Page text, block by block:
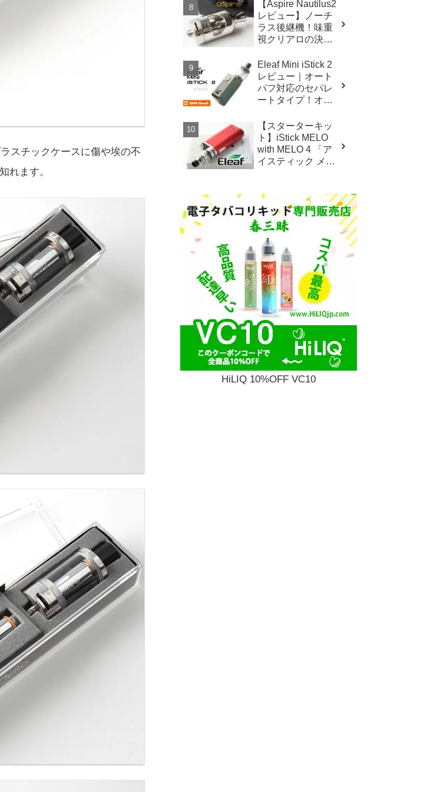
スチックケースに傷や埃の不
れます。
【Aspire Nautilus2
レビュー】ノーチ
ラス後継機！味重
視クリアロの決定
Eleaf Mini iStick 2
レビュー｜オート
パフ対応のセパレ
ートタイプ！オー
【スターターキッ
ト】iStick MELO
with MELO 4 「ア
イスティック メロ
ビュー
HiLIQ 10%OFF VC10